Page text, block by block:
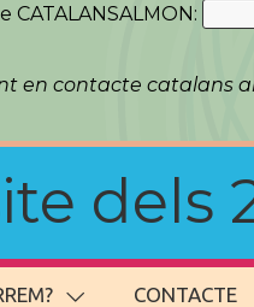
CATALANSALMON:
en contacte catalans
dels
CONTACTE